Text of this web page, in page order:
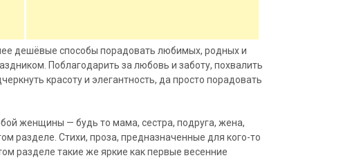
дешёвые способы порадовать любимых, родных и
Поблагодарить за любовь и заботу, похвалить
красоту и элегантность, да просто порадовать
женщины — будь то мама, сестра, подруга, жена,
разделе. Стихи, проза, предназначенные для кого-то
разделе такие же яркие как первые весенние